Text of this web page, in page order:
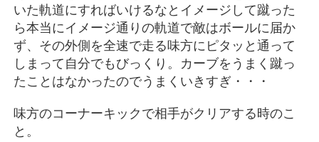
いた軌道にすればいけるなとイメージして蹴った
ら本当にイメージ通りの軌道で敵はボールに届か
ず、その外側を全速で走る味方にピタッと通って
しまって自分でもびっくり。カーブをうまく蹴っ
たことはなかったのでうまくいきすぎ・・・
味方のコーナーキックで相手がクリアする時のこ
と。